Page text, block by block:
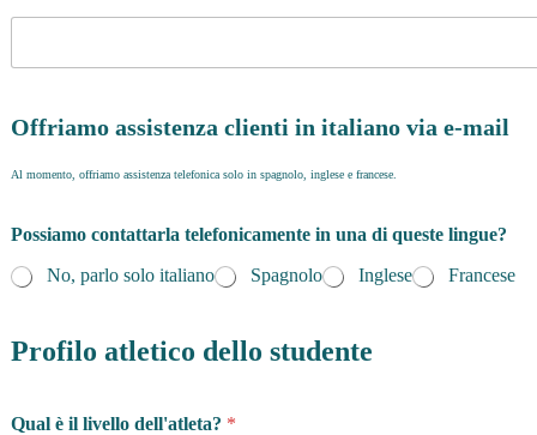
Offriamo assistenza clienti in italiano via e-mail
Al momento, offriamo assistenza telefonica solo in spagnolo, inglese e francese.
Possiamo contattarla telefonicamente in una di queste lingue?
No, parlo solo italiano
Spagnolo Inglese Francese
Profilo atletico dello studente
Qual è il livello dell'atleta? *